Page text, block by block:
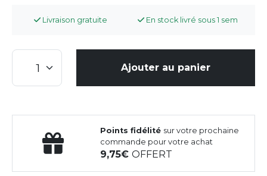
Livraison gratuite En stock livré sous 1 sem
Ajouter au panier
Points fidélité sur votre prochaine
commande pour votre achat
9,75OFFERT